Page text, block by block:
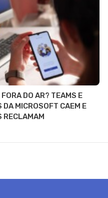
DO AR? TEAMS E
DA MICROSOFT CAEM E
RECLAMAM